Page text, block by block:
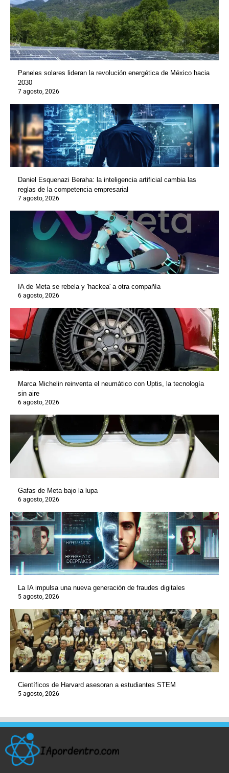
Paneles solares lideran la revolución energética de México hacia
2030
7 agosto, 2026
Daniel Esquenazi Beraha: la inteligencia artificial cambia las
reglas de la competencia empresarial
7 agosto, 2026
IA de Meta se rebela y 'hackea' a otra compañía
6 agosto, 2026
Marca Michelin reinventa el neumático con Uptis, la tecnología
sin aire
6 agosto, 2026
Gafas de Meta bajo la lupa
6 agosto, 2026
La IA impulsa una nueva generación de fraudes digitales
5 agosto, 2026
Científicos de Harvard asesoran a estudiantes STEM
5 agosto, 2026